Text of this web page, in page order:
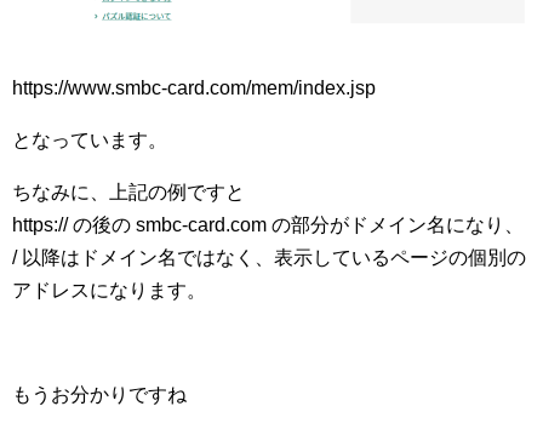
https://www.smbc-card.com/mem/index.jsp
となっています。
ちなみに、上記の例ですと
https:// の後の smbc-card.com の部分がドメイン名になり、
/ 以降はドメイン名ではなく、表示しているページの個別の
アドレスになります。
もうお分かりですね